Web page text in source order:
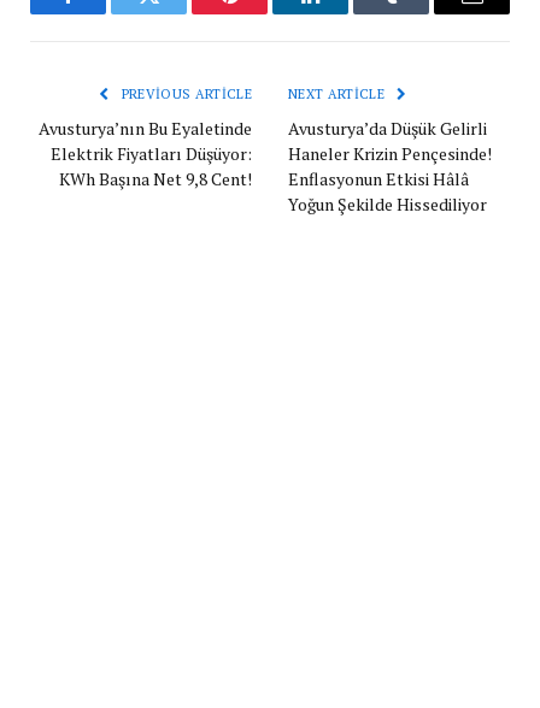
FacebookTwitter Pinterest LinkedInTumblr Email
PREVIOUS ARTICLE
Avusturya’nın Bu Eyaletinde
Elektrik Fiyatları Düşüyor:
KWh Başına Net 9,8 Cent!
NEXT ARTICLE
Avusturya’da Düşük Gelirli
Haneler Krizin Pençesinde!
Enflasyonun Etkisi Hâlâ
Yoğun Şekilde Hissediliyor